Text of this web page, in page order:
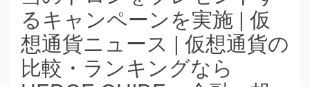
るキャンペーンを実施 | 仮
想通貨ニュース | 仮想通貨の
比較・ランキングなら